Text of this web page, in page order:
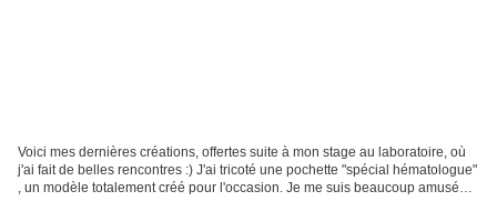
Voici mes dernières créations, offertes suite à mon stage au laboratoire, où
j'ai fait de belles rencontres :) J'ai tricoté une pochette "spécial hématologue"
, un modèle totalement créé pour l'occasion. Je me suis beaucoup amusée à